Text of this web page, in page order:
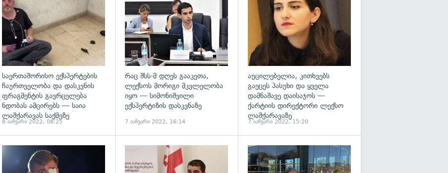
საერთაშორისო ექსპერტების
ჩაურთველობა და დასკვნის
ფრაგმენტის გავრცელება
ნდობას ამცირებს — საია
ლაშქარავას საქმეზე
8 იანვარი 2022, 08:25
რაც შსს-მ დღეს გააკეთა,
ლექსოს მორიგი მკვლელობა
იყო — სიმონიშვილი
ექსპერტიზის დასკვნაზე
7 იანვარი 2022, 16:14
აუცილებელია, კითხვებს
გაეცეს პასუხი და ყველა
დამნაშავე დაისაჯოს —
ქარტიის დირექტორი ლექსო
ლაშქარავაზე
7 იანვარი 2022, 15:20
გადახედვა